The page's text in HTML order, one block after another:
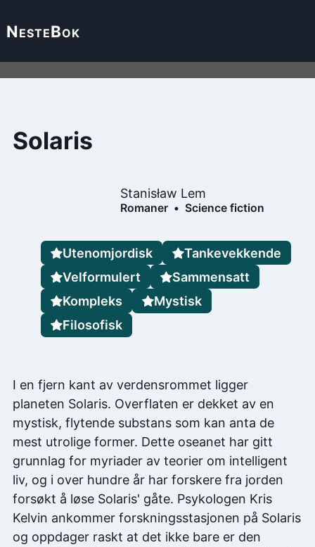
NesteBok
Solaris
Stanisław Lem
Romaner Science fiction
I en fjern kant av verdensrommet ligger
planeten Solaris. Overflaten er dekket av en
mystisk, flytende substans som kan anta de
mest utrolige former. Dette oseanet har gitt
grunnlag for myriader av teorier om intelligent
liv, og i over hundre år har forskere fra jorden
forsøkt å løse Solaris' gåte. Psykologen Kris
Kelvin ankommer forskningsstasjonen på Solaris
og oppdager raskt at det ikke bare er den
Utenomjordisk
Tankevekkende
Velformulert
Sammensatt
Kompleks
Mystisk
Filosofisk